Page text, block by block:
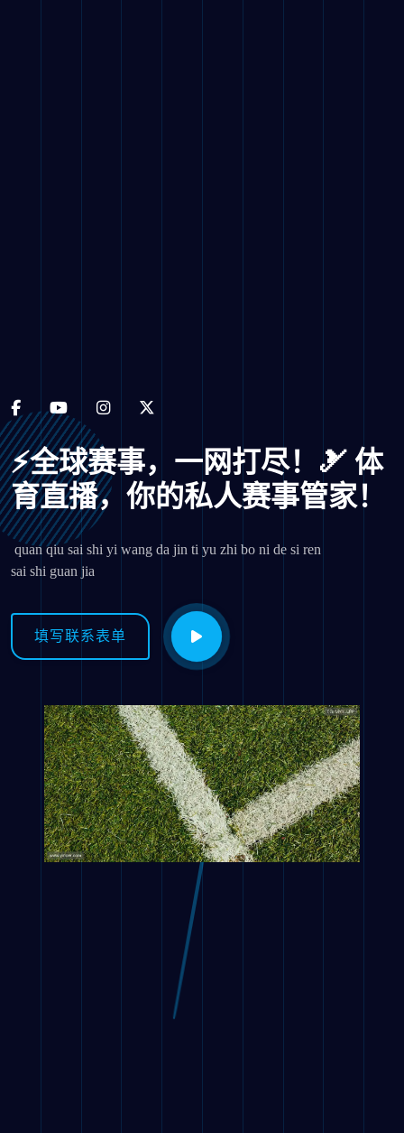
⚡️全球赛事，一网打尽！🎿 体
育直播，你的私人赛事管家！
️ quan qiu sai shi yi wang da jin ti yu zhi bo ni de si ren
sai shi guan jia
填写联系表单